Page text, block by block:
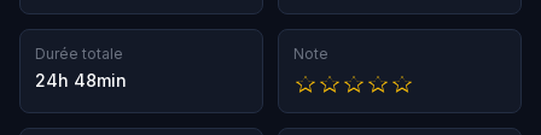
Durée totale
24h 48min
Note